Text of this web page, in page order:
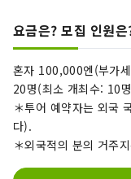
요금은? 모집 인원은
혼자 100,000엔(부가
20명(최소 개최수: 10
＊투어 예약자는 외국
다).
＊외국적의 분의 거주